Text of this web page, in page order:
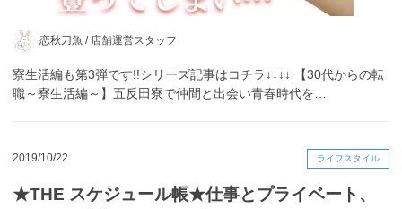
恋秋刀魚 / 店舗運営スタッフ
寮生活編も第3弾です!!シリーズ記事はコチラ↓↓↓↓ 【30代からの転
職～寮生活編～】五反田寮で仲間と出会い青春時代を…
2019/10/22 ライフスタイル
★THE スケジュール帳★仕事とプライベート、